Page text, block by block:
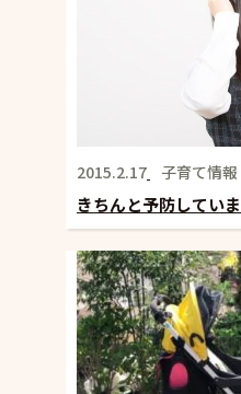
2015.2.17 子育て情報
きちんと予防してい